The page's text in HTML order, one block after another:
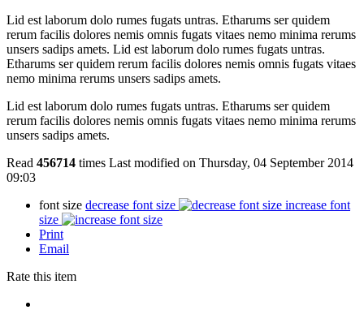
Lid est laborum dolo rumes fugats untras. Etharums ser quidem
rerum facilis dolores nemis omnis fugats vitaes nemo minima rerums
unsers sadips amets. Lid est laborum dolo rumes fugats untras.
Etharums ser quidem rerum facilis dolores nemis omnis fugats vitaes
nemo minima rerums unsers sadips amets.
Lid est laborum dolo rumes fugats untras. Etharums ser quidem
rerum facilis dolores nemis omnis fugats vitaes nemo minima rerums
unsers sadips amets.
Read 456714 times Last modified on Thursday, 04 September 2014
09:03
font size decrease font size
increase font
size
Print
Email
Rate this item